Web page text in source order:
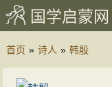
国学启蒙网
首页 » 诗人 » 韩殷